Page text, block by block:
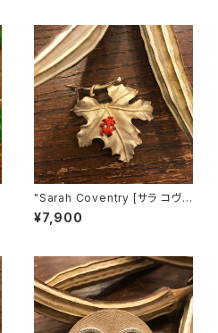
"Sarah Coventry [サラ コヴェ
ントリー]" 1966年『BIT O' Fa
ntasy』ヴィンテージブローチ
¥7,900